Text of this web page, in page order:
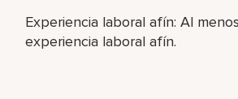
Experiencia laboral afín: Al
experiencia laboral afín.